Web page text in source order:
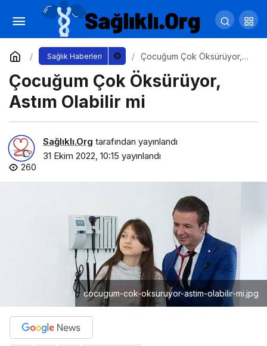
Sağlık Haberleri
Çocuğum Çok Öksürüyor,
Çocuğum Çok Öksürüyor,
Astım Olabilir mi
Sağlıklı.Org tarafından yayınlandı
31 Ekim 2022, 10:15 yayınlandı
260
cocugum-cok-oksuruyor-astim-olabilir-mi.jpg
Antalya Büyükşehir Sağlık Merkezi yüzleri
güldürüyor
Yorum Yap Paylaş